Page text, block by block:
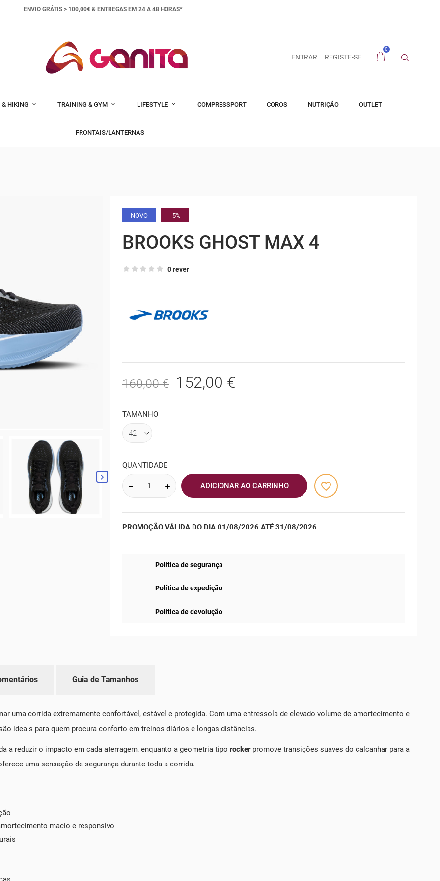
ENVIO GRÁTIS > 100,00€ & ENTREGAS EM 24 A 48 HORAS*
ENTRAR REGISTE-SE
0
& HIKING TRAINING & GYM LIFESTYLE COMPRESSPORT COROS NUTRIÇÃO OUTLET
FRONTAIS/LANTERNAS

NOVO - 5%
BROOKS GHOST MAX 4
0 rever
160,00 € 152,00 €
TAMANHO
QUANTIDADE
ADICIONAR AO CARRINHO favorite_border
PROMOÇÃO VÁLIDA DO DIA 01/08/2026 ATÉ 31/08/2026
Política de segurança
Política de expedição
Política de devolução
Guia de Tamanhos
uma corrida extremamente confortável, estável e protegida. Com uma entressola de elevado volume de amortecimento e
ideais para quem procura conforto em treinos diários e longas distâncias.
a reduzir o impacto em cada aterragem, enquanto a geometria tipo rockerpromove transições suaves do calcanhar para a
uma sensação de segurança durante toda a corrida.
macio e responsivo